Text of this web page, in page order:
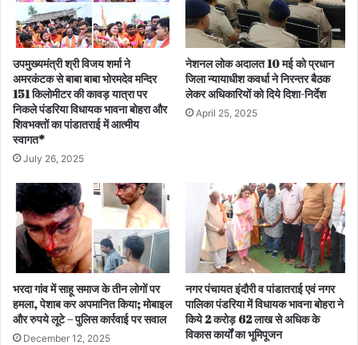
उपमुख्यमंत्री श्री विजय शर्मा ने
अमरकंटक से बाबा बाबा भोरमदेव मन्दिर
151 किलोमीटर की कावड़ यात्रा पर
निकले पंडरिया विधायक भावना बोहरा और
शिवभक्तों का पांडातराई में आत्मीय
स्वागत*
July 26, 2025
नेशनल लोक अदालत 10 मई को प्रधान
जिला न्यायाधीश कवर्धा ने निरन्तर बैठक
लेकर अधिकारियों को दिये दिशा-निर्देश
April 25, 2025
भरदा गांव में साहू समाज के तीन लोगों पर
हमला, पेशाब कर अपमानित किया; मोबाइल
और रुपये लूटे – पुलिस कार्रवाई पर सवाल
December 12, 2025
नगर पंचायत इंदौरी व पांडातराई एवं नगर
पालिका पंडरिया में विधायक भावना बोहरा ने
किये 2 करोड़ 62 लाख से अधिक के
विकास कार्यों का भूमिपूजन